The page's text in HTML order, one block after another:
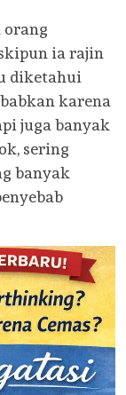
orang
ia rajin
diketahui
karena
juga banyak
sering
banyak